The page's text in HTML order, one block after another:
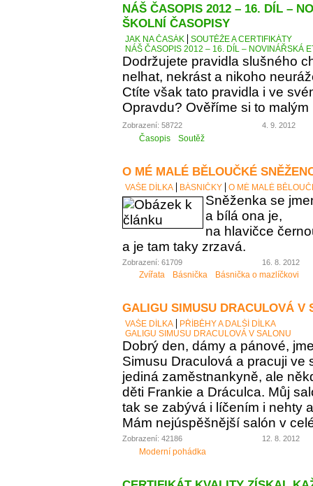
NÁŠ ČASOPIS 2012 – 16. DÍL –
ŠKOLNÍ ČASOPISY
JAK NA ČASÁK
SOUTĚŽE A CERTIFIKÁTY
NÁŠ ČASOPIS 2012 – 16. DÍL – NOVINÁŘSKÁ
Dodržujete pravidla slušného
nelhat, nekrást a nikoho
Ctíte však tato pravidla i ve
Opravdu? Ověříme si to malým
Zobrazení: 58722 4. 9. 2012
Časopis Soutěž
O MÉ MALÉ BĚLOUČKÉ
VAŠE DÍLKA BÁSNIČKY O MÉ MALÉ
Sněženka se
a bílá ona je,
na hlavičce
a je tam taky zrzavá.
Zobrazení: 61709 16. 8. 2012
Zvířata Básnička Básnička o mazlíčkovi
GALIGU SIMUSU DRACULOVÁ V
VAŠE DÍLKA
PŘÍBĚHY A DALŠÍ DÍLKA
GALIGU SIMUSU DRACULOVÁ V SALONU
Dobrý den, dámy a pánové,
Simusu Draculová a pracuji ve
jediná zaměstnankyně, ale
děti Frankie a Dráculca. Můj
tak se zabývá i líčením i nehty
Mám nejúspěšnější salón v
Zobrazení: 42186 12. 8. 2012
Moderní pohádka